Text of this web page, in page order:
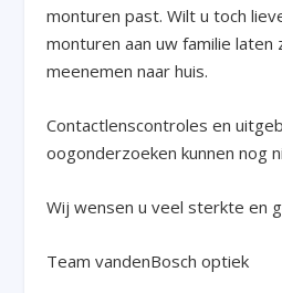
monturen past. Wilt u toch
monturen aan uw familie laten
meenemen naar huis.
Contactlenscontroles en
oogonderzoeken kunnen nog
Wij wensen u veel sterkte en
Team vandenBosch optiek